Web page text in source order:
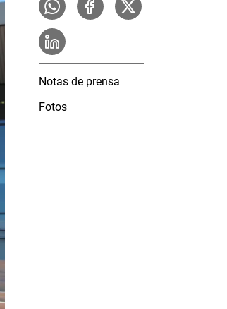
Notas de prensa
Fotos